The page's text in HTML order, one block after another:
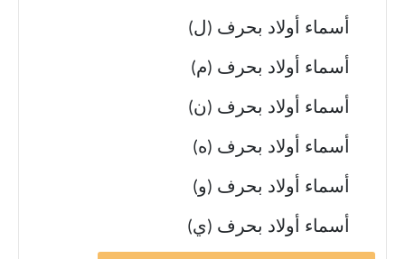
أسماء أولاد بحرف (ل)
أسماء أولاد بحرف (م)
أسماء أولاد بحرف (ن)
أسماء أولاد بحرف (ه)
أسماء أولاد بحرف (و)
أسماء أولاد بحرف (ي)